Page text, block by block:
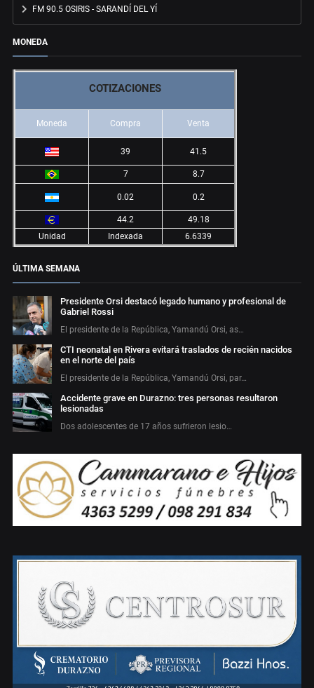
FM 90.5 OSIRIS - SARANDÍ DEL YÍ
MONEDA
COTIZACIONES
Moneda Compra Venta
39 41.5
7 8.7
0.02 0.2
44.2
49.18
Unidad
Indexada 6.6339
ÚLTIMA SEMANA
Presidente Orsi destacó legado humano y profesional de
Gabriel Rossi
El presidente de la República, Yamandú Orsi, as…
CTI neonatal en Rivera evitará traslados de recién nacidos
en el norte del país
El presidente de la República, Yamandú Orsi, par…
Accidente grave en Durazno: tres personas resultaron
lesionadas
Dos adolescentes de 17 años sufrieron lesio…